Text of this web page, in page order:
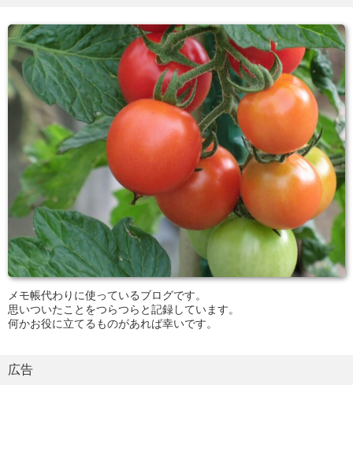
メモ帳代わりに使っているブログです。
思いついたことをつらつらと記録しています。
何かお役に立てるものがあれば幸いです。
広告